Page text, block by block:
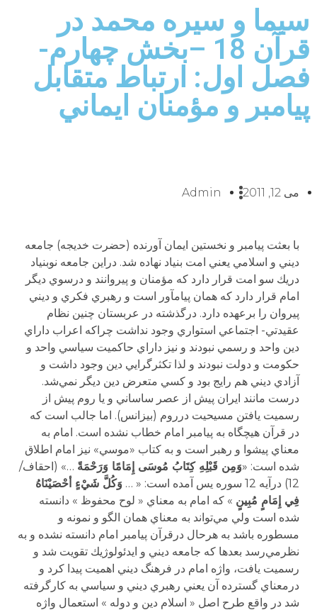
سیما و سیره محمد در
قرآن 18 –بخش چهارم-
فصل اول: ارتباط متقابل
پيامبر و مؤمنان ايماني
می 12, 2011 Admin
با بعثت پيامبر و نخستين ايمان آورنده (حضرت خديجه) جامعه
ديني و اسلامي يعني امت بنياد نهاده شد. دراين جامعه نوبنياد
دريك سو امت قرار دارد كه مؤمنان و پيروانند و درسوي ديگر
امام قرار دارد كه همان پيام­آور است و رهبري فكري و ديني
پيروان را برعهده دارد. درگذشته در عربستان چنين نظام
عقيدتي- اجتماعي استواري وجود نداشت چراكه اعراب داراي
دين واحد و رسمي نبودند و نيز داراي حاكميت سياسي واحد و
حكومت و دولت نبودند و لذا تكثرگرايي دين وجود داشت و
آزادي ديني هم رايج بود و كسي متعرض دين ديگر نمي‌شد.
درست مانند ايران پيش از عصر ساساني و يا روم پيش از
رسميت يافتن مسيحيت درروم (بيزانس). اما جالب است كه
در قرآن هيچگاه به پيامبر امام خطاب نشده است. امام به
معناي پيشوا و رهبر است و به كتاب «موسي» نيز امام اطلاق
شده است: «وَمِن قَبْلِهِ كِتَابُ مُوسَى إِمَامًا وَرَحْمَةً …» (احقاف/
12) درآيه 12 سوره يس آمده است: « …
وَكُلَّ شَيْءٍ أحْصَيْنَاهُ
فِي إِمَامٍ مُبِينٍ » كه امام به معناي « لوح محفوظ » دانسته
شده است ولي مي‌تواند به معناي همان الگو و نمونه و
مسطوره باشد به هرحال درقرآن پيامبر امام دانسته نشده و به
نظرمي‌رسد بعدها كه جامعه ديني و ايدئولوژيك تقويت شد و
رسميت يافت، واژه امام در فرهنگ ديني اهميت پيدا كرد و
درمعناي گسترده آن يعني رهبري ديني و سياسي به كارگرفته
شد در واقع طرح اصل « اسلام دين و دوله » استعمال واژه